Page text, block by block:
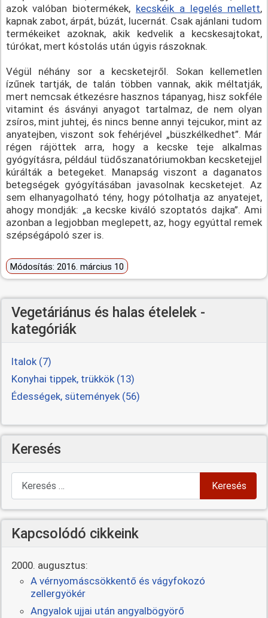
azok valóban biotermékek, kecskéik a legelés mellett,
kapnak zabot, árpát, búzát, lucernát. Csak ajánlani tudom
termékeiket azoknak, akik kedvelik a kecskesajtokat,
túrókat, mert kóstolás után úgyis rászoknak.
Végül néhány sor a kecsketejről. Sokan kellemetlen
ízűnek tartják, de talán többen vannak, akik méltatják,
mert nemcsak étkezésre hasznos tápanyag, hisz sokféle
vitamint és ásványi anyagot tartalmaz, de nem olyan
zsíros, mint juhtej, és nincs benne annyi tejcukor, mint az
anyatejben, viszont sok fehérjével „büszkélkedhet”. Már
régen rájöttek arra, hogy a kecske teje alkalmas
gyógyításra, például tüdőszanatóriumokban kecsketejjel
kúrálták a betegeket. Manapság viszont a daganatos
betegségek gyógyításában javasolnak kecsketejet. Az
sem elhanyagolható tény, hogy pótolhatja az anyatejet,
ahogy mondják: „a kecske kiváló szoptatós dajka”. Ami
azonban a legjobban meglepett, az, hogy egyúttal remek
szépségápoló szer is.
Módosítás: 2016. március 10
Vegetáriánus és halas ételelek -
kategóriák
Italok (7)
Konyhai tippek, trükkök (13)
Édességek, sütemények (56)
Keresés
Keresés
Keresés
Kapcsolódó cikkeink
2000. augusztus:
A vérnyomáscsökkentő és vágyfokozó
zellergyökér
Angyalok ujjai után angyalbögyörő